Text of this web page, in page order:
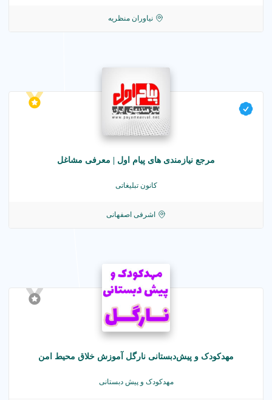
نیاوران منظریه
مرجع نیازمندی های پیام اول | معرفی مشاغل
کانون تبلیغاتی
اشرفی اصفهانی
مهدکودک و پیش‌دبستانی نارگل آموزش خلاق محیط امن
مهدکودک و پیش دبستانی